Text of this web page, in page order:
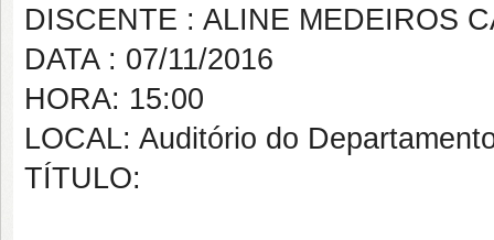
DISCENTE : ALINE MEDEIROS
DATA : 07/11/2016
HORA: 15:00
LOCAL: Auditório do
TÍTULO: